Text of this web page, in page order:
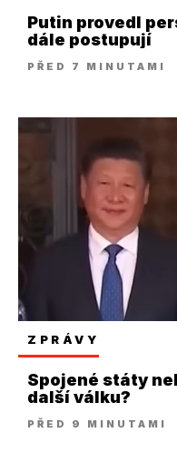
Putin provedl
dále postupují
PŘED 7 MINUTAMI
ZPRÁVY
Spojené státy
další válku?
PŘED 9 MINUTAMI